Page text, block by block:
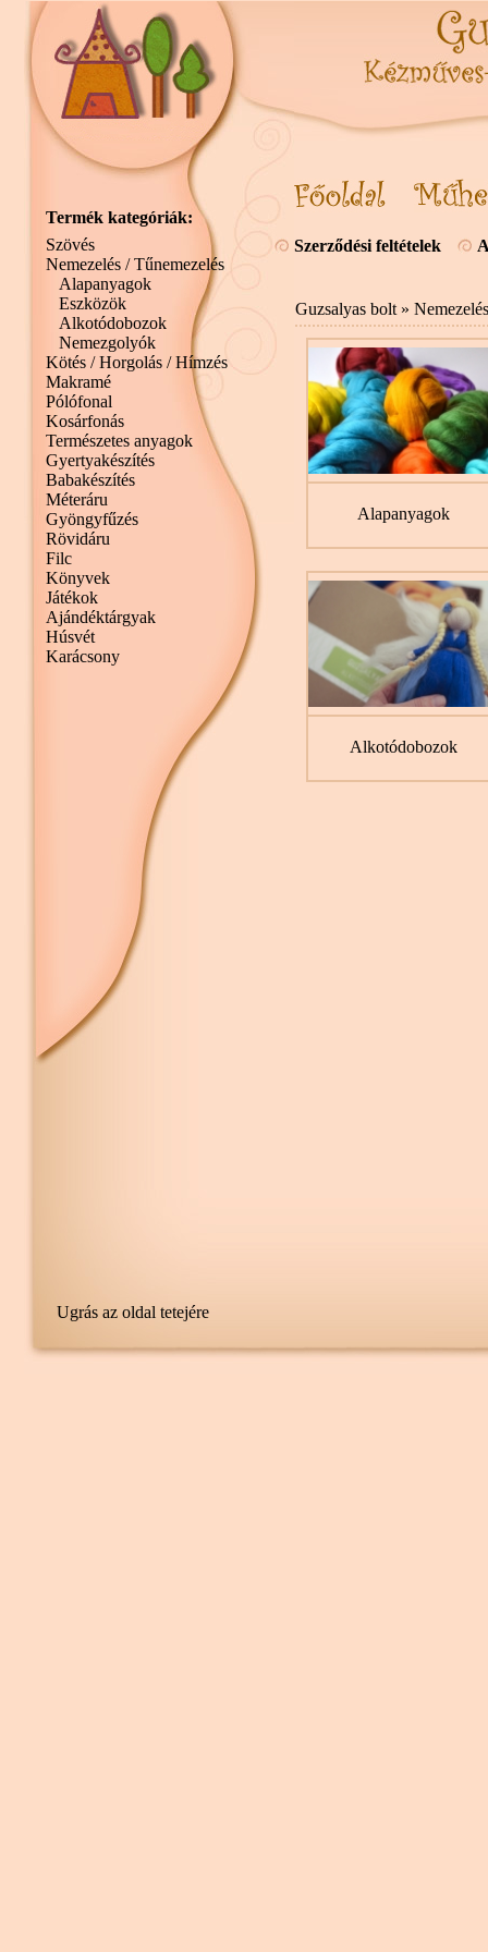
Szerződési feltételek
Guzsalyas bolt »
Alapanyagok
Alkotódobozok
Termék kategóriák:
Szövés
Nemezelés / Tűnemezelés
Alapanyagok
Eszközök
Alkotódobozok
Nemezgolyók
Kötés / Horgolás / Hímzés
Makramé
Pólófonal
Kosárfonás
Természetes anyagok
Gyertyakészítés
Babakészítés
Méteráru
Gyöngyfűzés
Rövidáru
Filc
Könyvek
Játékok
Ajándéktárgyak
Húsvét
Karácsony
Ugrás az oldal tetejére